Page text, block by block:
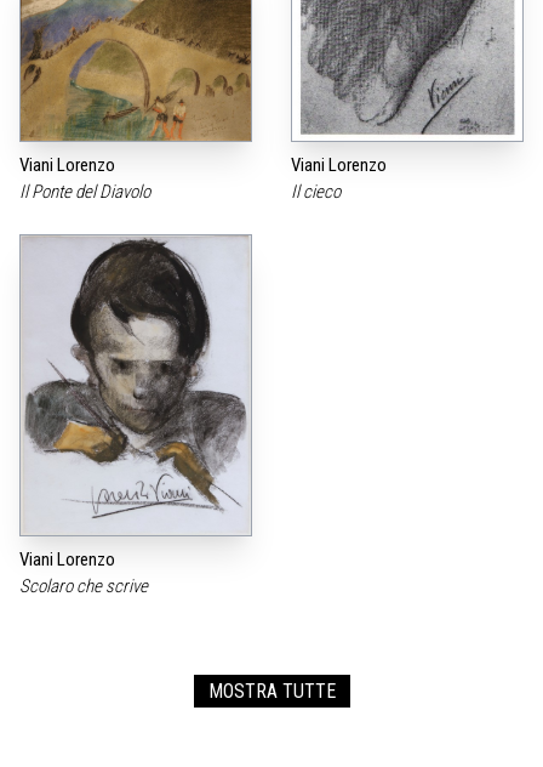
Viani Lorenzo
Il Ponte del Diavolo
Viani Lorenzo
Il cieco
Viani Lorenzo
Scolaro che scrive
MOSTRA TUTTE